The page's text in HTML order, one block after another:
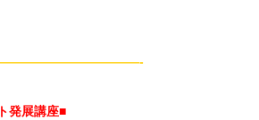
発展講座■